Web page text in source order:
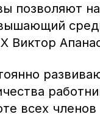
позволяют
Виктор
всех